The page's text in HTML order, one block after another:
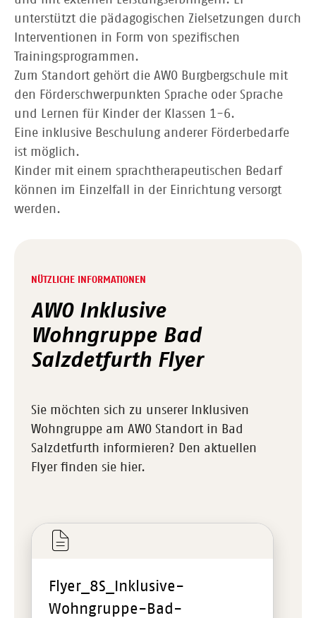
unterstützt die pädagogischen Zielsetzungen durch
Interventionen in Form von spezifischen
Trainingsprogrammen.
Zum Standort gehört die AWO Burgbergschule mit
den Förderschwerpunkten Sprache oder Sprache
und Lernen für Kinder der Klassen 1-6.
Eine inklusive Beschulung anderer Förderbedarfe
ist möglich.
Kinder mit einem sprachtherapeutischen Bedarf
können im Einzelfall in der Einrichtung versorgt
werden.
NÜTZLICHE INFORMATIONEN
AWO Inklusive
Wohngruppe Bad
Salzdetfurth Flyer
Sie möchten sich zu unserer Inklusiven
Wohngruppe am AWO Standort in Bad
Salzdetfurth informieren? Den aktuellen
Flyer finden sie hier.
Flyer_8S_Inklusive-
Wohngruppe-Bad-